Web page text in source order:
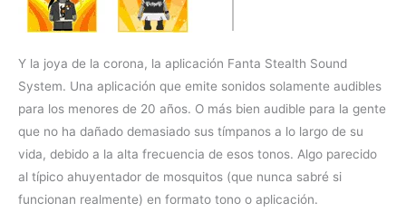
Y la joya de la corona, la aplicación Fanta Stealth Sound
System. Una aplicación que emite sonidos solamente audibles
para los menores de 20 años. O más bien audible para la gente
que no ha dañado demasiado sus tímpanos a lo largo de su
vida, debido a la alta frecuencia de esos tonos. Algo parecido
al típico ahuyentador de mosquitos (que nunca sabré si
funcionan realmente) en formato tono o aplicación.